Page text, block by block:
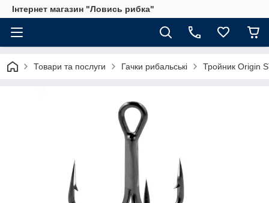
Інтернет магазин "Ловись рибка"
Товари та послуги Гачки рибальські Тройник Origin